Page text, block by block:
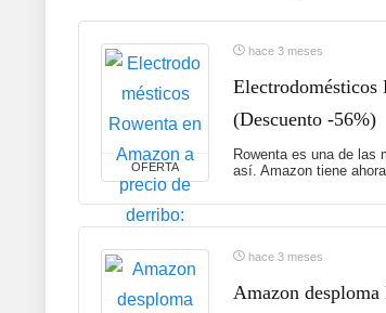
OFERTA
hace 3 meses
Electrodomésticos
(Descuento -56%)
Rowenta es una de las
así. Amazon tiene
hace 3 meses
Amazon